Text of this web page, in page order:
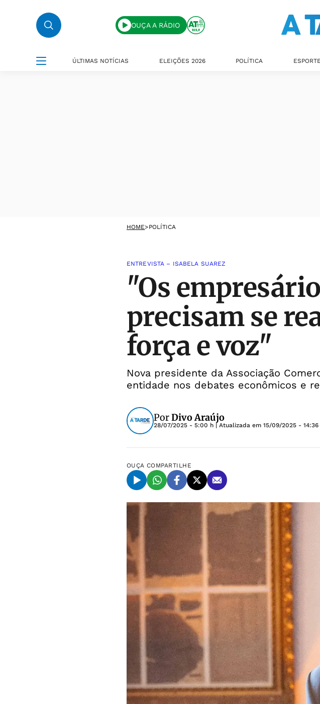
OUÇA A RÁDIO
ÚLTIMAS NOTÍCIAS ELEIÇÕES 2026 POLÍTICA
HOME>POLÍTICA
ENTREVISTA – ISABELA SUAREZ
"Os
precisam se
força e voz"
Nova presidente da Associação
entidade nos debates econômicos e
PorDivo Araújo
28/07/2025 - 5:00 h | Atualizada em 15/09/2025 - 14:36
OUÇA COMPARTILHE